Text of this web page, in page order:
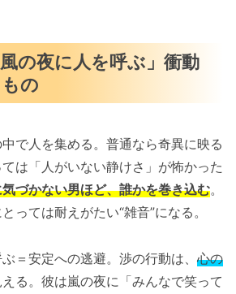
の夜に人を呼ぶ」衝動
の
で人を集める。普通なら奇異に映る
は「人がいない静けさ」が怖かった
づかない男ほど、誰かを巻き込む。
っては耐えがたい“雑音”になる。
＝安定への逃避。渉の行動は、 心の
る。彼は嵐の夜に「みんなで笑って